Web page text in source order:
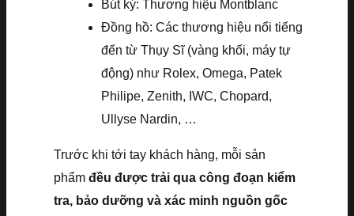
Bút ký: Thương hiệu Montblanc
Đồng hồ: Các thương hiệu nổi tiếng
đến từ Thụy Sĩ (vàng khối, máy tự
động) như Rolex, Omega, Patek
Philipe, Zenith, IWC, Chopard,
Ullyse Nardin, …
Trước khi tới tay khách hàng, mỗi sản
phẩm đều được trải qua công đoạn kiểm
tra, bảo dưỡng và xác minh nguồn gốc